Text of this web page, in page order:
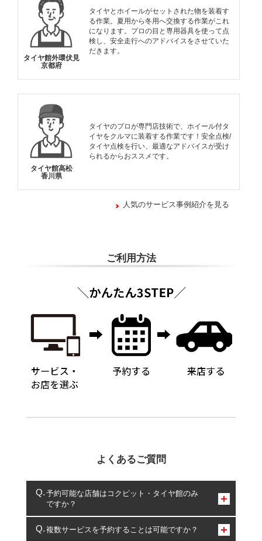
タイヤ館外環伏見
京都府
タイヤとホイールがセットされた物を装着す
る作業。夏用から冬用へ交換する作業がこれ
になります。プロの目と専用器具を使って点
検し、安全走行へのアドバイスをさせていた
だきます。
タイヤ館高松
香川県
タイヤのプロが専門店技術で、ホイール付タ
イヤをクルマに装着する作業です！安全点検/
タイヤ点検を行い、最適なアドバイスが受け
られるからおススメです。
人気のサービス事例紹介を見る
ご利用方法
よくあるご質問
予約可能な店舗はコクピット・タイヤ館のみ
ですか？
コクピット・タイヤ館のみとなります。
複数サービスを予約することは可能ですか？